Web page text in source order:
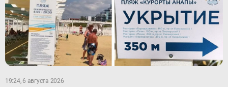
19:24, 6 августа 2026